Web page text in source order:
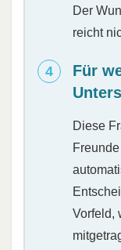
Der
reicht
Für
Diese
Vorfeld,